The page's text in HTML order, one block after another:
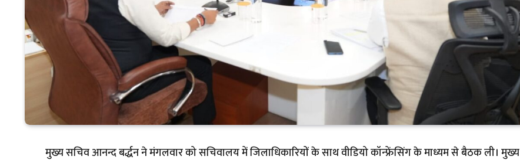
मुख्य सचिव आनन्द बर्द्धन ने मंगलवार को सचिवालय में जिलाधिकारियों के साथ वीडियो कॉन्फ्रेंसिंग के माध्यम से बैठक ली। मुख्य